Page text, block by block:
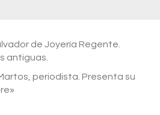
de Joyería Regente.
antiguas.
periodista. Presenta su